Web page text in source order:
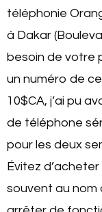
téléphonie
à Dakar
besoin de votre
un numéro de
10$CA, j’ai pu
de téléphone
pour les deux
Évitez
souvent au nom